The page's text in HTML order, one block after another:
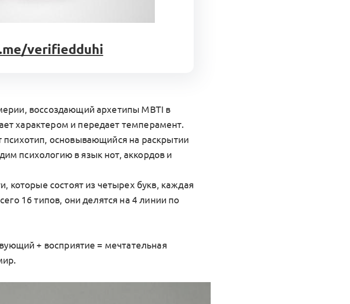
verifiedduhi
воссоздающий архетипы MBTI в
характером и передает темперамент.
психотип, основывающийся на раскрытии
психологию в язык нот, аккордов и
которые состоят из четырех букв, каждая
16 типов, они делятся на 4 линии по
+ восприятие = мечтательная